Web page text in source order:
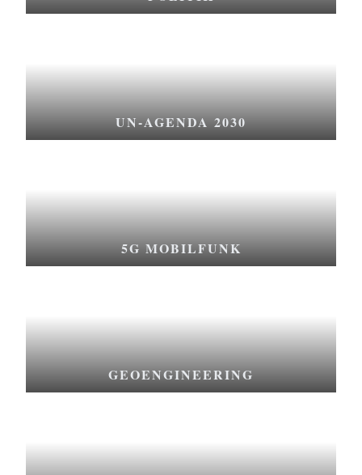
UN-AGENDA 2030
5G MOBILFUNK
GEOENGINEERING